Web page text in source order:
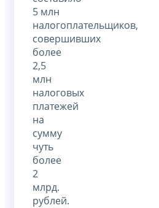
5 млн
налогоплательщиков,
совершивших
более
2,5
млн
налоговых
платежей
на
сумму
чуть
более
2
млрд.
рублей.